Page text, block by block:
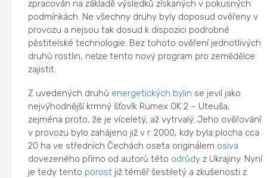
zpracován na základě výsledků získaných v pokusných
podmínkách. Ne všechny druhy byly doposud ověřeny v
provozu a nejsou tak dosud k dispozici podrobné
pěstitelské technologie. Bez tohoto ověření jednotlivých
druhů rostlin, nelze tento nový program pro zemědělce
zajistit.
Z uvedených druhů energetických bylin se jevil jako
nejvýhodnější krmný šťovík Rumex OK 2 – Uteuša,
zejména proto, že je víceletý, až vytrvalý. Jeho ověřování
v provozu bylo zahájeno již v r. 2000, kdy byla plocha cca
20 ha ve středních Čechách oseta originálem osiva
dovezeného přímo od autorů této odrůdy z Ukrajiny. Nyní
je tedy tento porost již téměř šestiletý a zkušenosti z